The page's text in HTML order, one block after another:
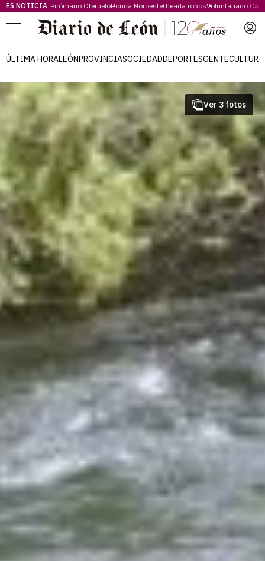
ES NOTICIA Pirómano OterueloRonda NoroesteOleada robosVoluntariado
Menú
ÚLTIMA HORALEÓNPROVINCIASOCIEDADDEPORTESGENTECULTURA
Ver 3 fotos